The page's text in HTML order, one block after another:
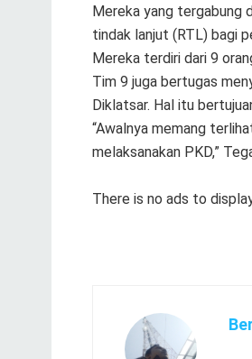
Mereka yang tergabung
tindak lanjut (RTL) bagi
Mereka terdiri dari 9
Tim 9 juga bertugas
Diklatsar. Hal itu
“Awalnya memang
melaksanakan PKD,”
There is no ads to